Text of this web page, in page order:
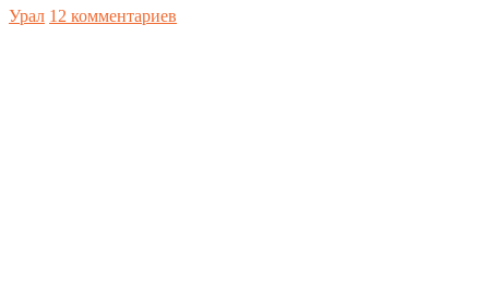
Урал 12 комментариев